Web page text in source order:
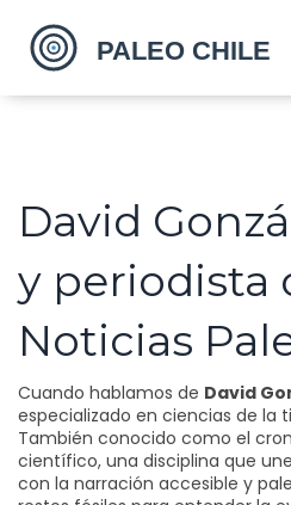
David
y periodista
Noticias
Cuando hablamos de David
especializado en ciencias de la
También conocido como el
científico, una disciplina que
con la narración accesible y